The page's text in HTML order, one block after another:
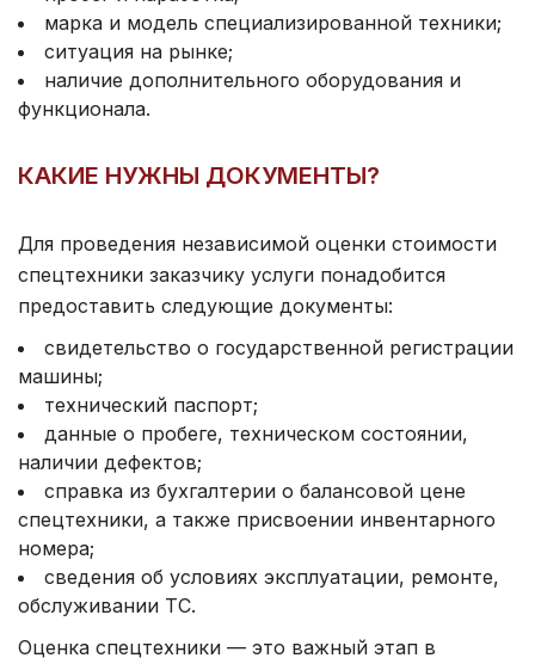
марка и модель специализированной техники;
ситуация на рынке;
наличие дополнительного оборудования и
функционала.
КАКИЕ НУЖНЫ ДОКУМЕНТЫ?
Для проведения независимой оценки стоимости
спецтехники заказчику услуги понадобится
предоставить следующие документы:
свидетельство о государственной регистрации
машины;
технический паспорт;
данные о пробеге, техническом состоянии,
наличии дефектов;
справка из бухгалтерии о балансовой цене
спецтехники, а также присвоении инвентарного
номера;
сведения об условиях эксплуатации, ремонте,
обслуживании ТС.
Оценка спецтехники — это важный этап в